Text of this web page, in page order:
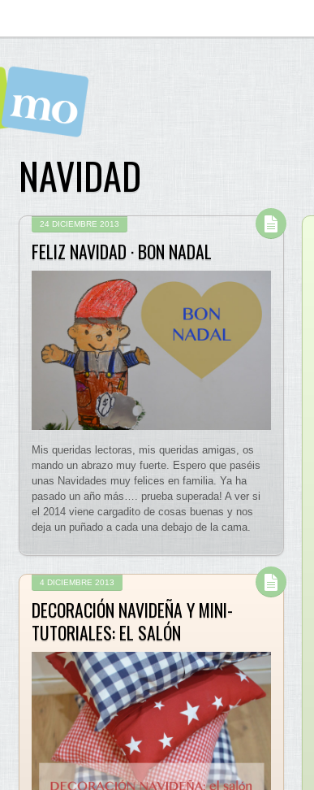
NAVIDAD
24 DICIEMBRE 2013
FELIZ NAVIDAD · BON NADAL
Mis queridas lectoras, mis queridas amigas, os
mando un abrazo muy fuerte. Espero que paséis
unas Navidades muy felices en familia. Ya ha
pasado un año más…. prueba superada! A ver si
el 2014 viene cargadito de cosas buenas y nos
deja un puñado a cada una debajo de la cama.
4 DICIEMBRE 2013
DECORACIÓN NAVIDEÑA Y MINI-
TUTORIALES: EL SALÓN